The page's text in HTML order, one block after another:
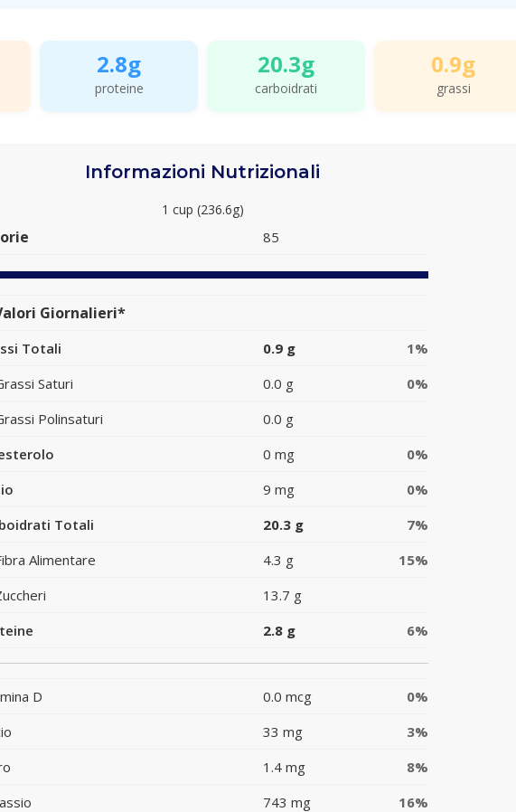
2.8g
proteine
20.3g
carboidrati
0.9g
grassi
Informazioni Nutrizionali
1 cup (236.6g)
85
Giornalieri*
Totali 0.9 g
1%
Saturi
0.0 g
0%
Polinsaturi
0.0 g
0 mg
0%
9 mg
0%
Totali
20.3 g
7%
Alimentare
4.3 g
15%
13.7 g
2.8 g 6%
D 0.0 mcg
0%
33 mg
3%
1.4 mg
8%
743 mg 16%